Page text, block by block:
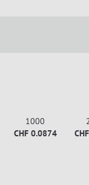
1000
CHF 0.0874